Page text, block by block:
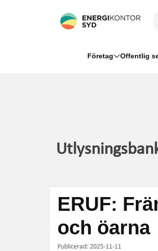
Företag Offentlig
ERUF:
och öarna
Publicerad: 2025-11-11
22 artiklar hittades